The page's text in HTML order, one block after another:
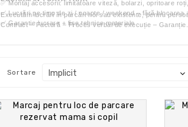
✅ Montaj accesorii: limitatoare viteză, bolarzi, opritoare
✅ Lucrări pe timp de zi / noapte / weekend – fără blocarea
✅ Garantie lucrare + fișe tehnice materiale
Executăm lucrări în parcări noi sau existente, pentru
Contract – Factură – Proces verbal de execuție – Garanție.
Sortare